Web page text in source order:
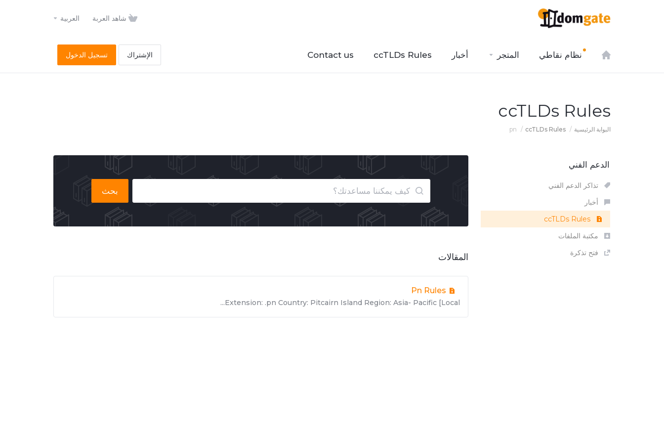
شاهد العربة العربية
نظام نقاطي المتجر أخبار ccTLDs Rules
Contact us الإشتراك تسجيل الدخول
ccTLDs Rules
البوابة الرئيسية ccTLDs Rules
pn
بحث
المقالات
Pn Rules
Extension: .pn Country: Pitcairn Island Region: Asia- Pacific [Local...
الدعم الفني
تذاكر الدعم الفني
أخبار
مكتبة الملفات
فتح تذكرة